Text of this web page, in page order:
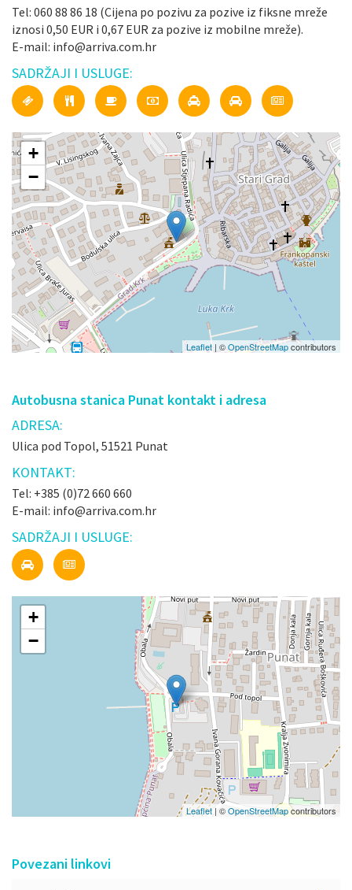
Tel: 060 88 86 18 (Cijena po pozivu za pozive iz fiksne mreže
iznosi 0,50 EUR i 0,67 EUR za pozive iz mobilne mreže).
E-mail: info@arriva.com.hr
SADRŽAJI I USLUGE:
+
−
Leaflet | ©OpenStreetMapcontributors
Autobusna stanica Punat kontakt i adresa
ADRESA:
Ulica pod Topol, 51521 Punat
KONTAKT:
Tel: +385 (0)72 660 660
E-mail: info@arriva.com.hr
SADRŽAJI I USLUGE:
+
−
Leaflet | ©OpenStreetMapcontributors
Povezani linkovi